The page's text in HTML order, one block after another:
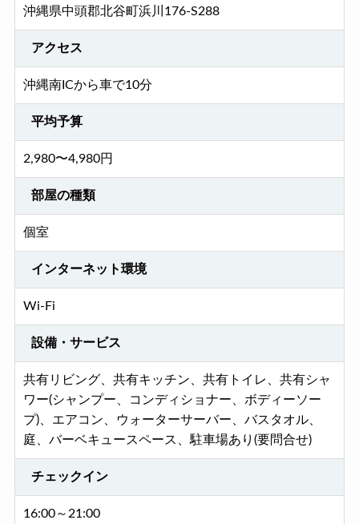
沖縄県中頭郡北谷町浜川176-S288
アクセス
沖縄南ICから車で10分
平均予算
2,980〜4,980円
部屋の種類
個室
インターネット環境
Wi-Fi
設備・サービス
共有リビング、共有キッチン、共有トイレ、共有シャ
ワー(シャンプー、コンディショナー、ボディーソー
プ)、エアコン、ウォーターサーバー、バスタオル、
庭、バーベキュースペース、駐車場あり(要問合せ)
チェックイン
16:00～21:00